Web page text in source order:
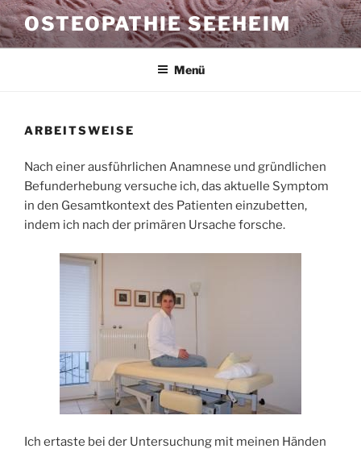
Zum
Inhalt
springen
OSTEOPATHIE SEEHEIM
Menü
ARBEITSWEISE
Nach einer ausführlichen Anamnese und gründlichen
Befunderhebung versuche ich, das aktuelle Symptom
in den Gesamtkontext des Patienten einzubetten,
indem ich nach der primären Ursache forsche.
Ich ertaste bei der Untersuchung mit meinen Händen